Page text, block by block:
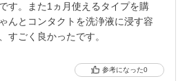
す。また1ヵ月使えるタイプを購
んとコンタクトを洗浄液に浸す容
すごく良かったです。
0